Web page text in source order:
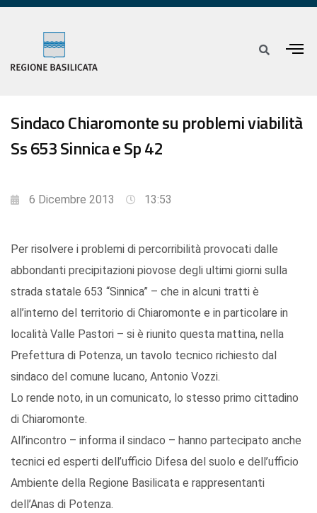
Sindaco Chiaromonte su problemi viabilità
Ss 653 Sinnica e Sp 42
6 Dicembre 2013 13:53
Per risolvere i problemi di percorribilità provocati dalle
abbondanti precipitazioni piovose degli ultimi giorni sulla
strada statale 653 “Sinnica” – che in alcuni tratti è
all’interno del territorio di Chiaromonte e in particolare in
località Valle Pastori – si è riunito questa mattina, nella
Prefettura di Potenza, un tavolo tecnico richiesto dal
sindaco del comune lucano, Antonio Vozzi.
Lo rende noto, in un comunicato, lo stesso primo cittadino
di Chiaromonte.
All’incontro – informa il sindaco – hanno partecipato anche
tecnici ed esperti dell’ufficio Difesa del suolo e dell’ufficio
Ambiente della Regione Basilicata e rappresentanti
dell’Anas di Potenza.